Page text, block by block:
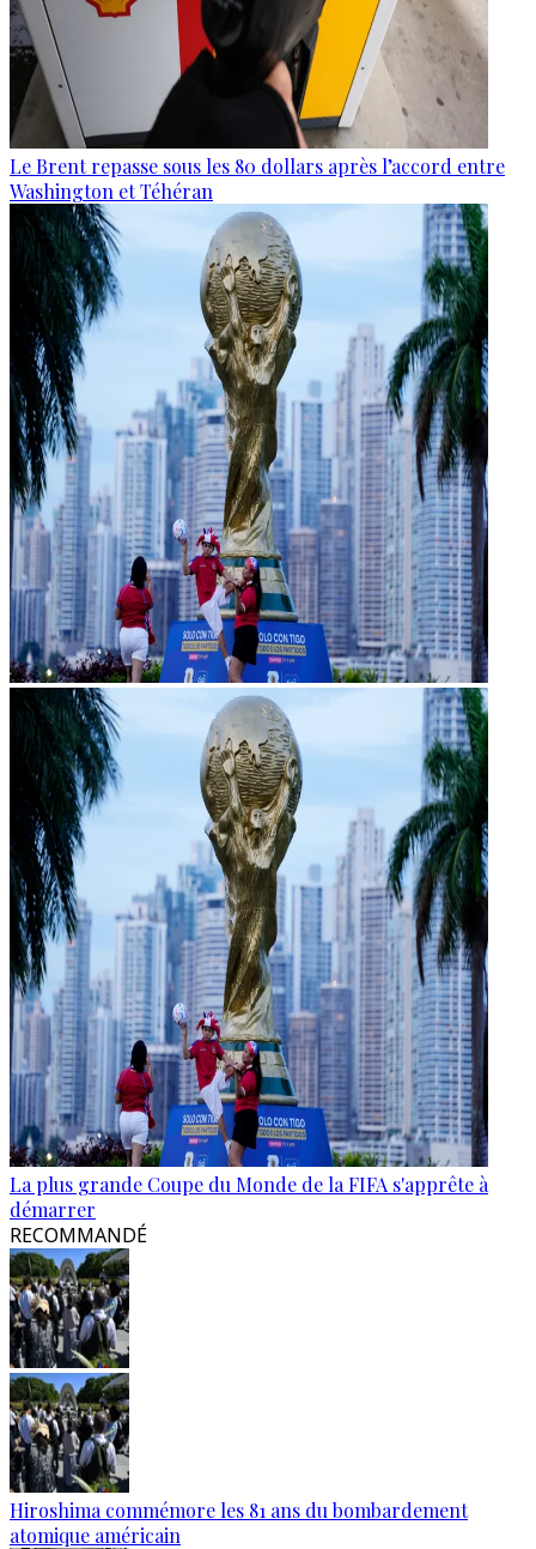
Le Brent repasse sous les 80 dollars après l’accord entre
Washington et Téhéran
La plus grande Coupe du Monde de la FIFA s'apprête à
démarrer
RECOMMANDÉ
Hiroshima commémore les 81 ans du bombardement
atomique américain